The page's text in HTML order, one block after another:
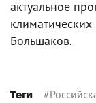
актуальное
Большаков.
Теги #